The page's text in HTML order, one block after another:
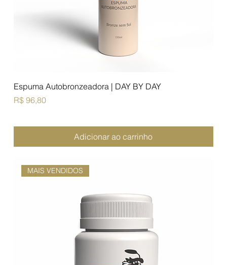
Espuma Autobronzeadora | DAY BY DAY
Preço
R$ 96,80
Adicionar ao carrinho
MAIS VENDIDOS